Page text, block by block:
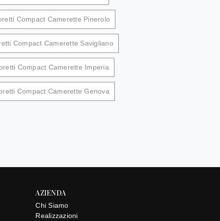
Compact Camerette Pinerolo
Compact Camerette Savigliano
Compact Camerette Imperia
Compact Camerette Genova
AZIENDA
Chi Siamo
Realizzazioni